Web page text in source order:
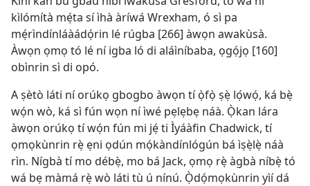
kìlómítà mẹ́ta sí ìhà àríwá Wrexham, ó sì pa
mẹ́rìndínláàádọ́rin lé rúgba [266] àwọn awakùsà.
Àwọn ọmọ tó lé ní igba ló di aláìníbaba, ọgọ́jọ [160]
obìnrin sì di opó.
A ṣètò láti ní orúkọ gbogbo àwọn tí ọ̀fọ̀ ṣẹ̀ lọ́wọ́, ká bẹ̀
wọ́n wò, ká sì fún wọn ní ìwé pẹlẹbẹ náà. Ọ̀kan lára
àwọn orúkọ tí wọ́n fún mi jẹ́ ti Ìyáàfin Chadwick, tí
ọmọkùnrin rẹ̀ ẹni ọdún mọ́kàndínlógún bá ìṣẹ̀lẹ̀ náà
rìn. Nígbà tí mo débẹ̀, mo bá Jack, ọmọ rẹ̀ àgbà níbẹ̀ tó
wá bẹ màmá rẹ̀ wò láti tù ú nínú. Ọ̀dọ́mọkùnrin yìí dá